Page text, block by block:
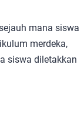
mana siswa
merdeka,
siswa diletakkan